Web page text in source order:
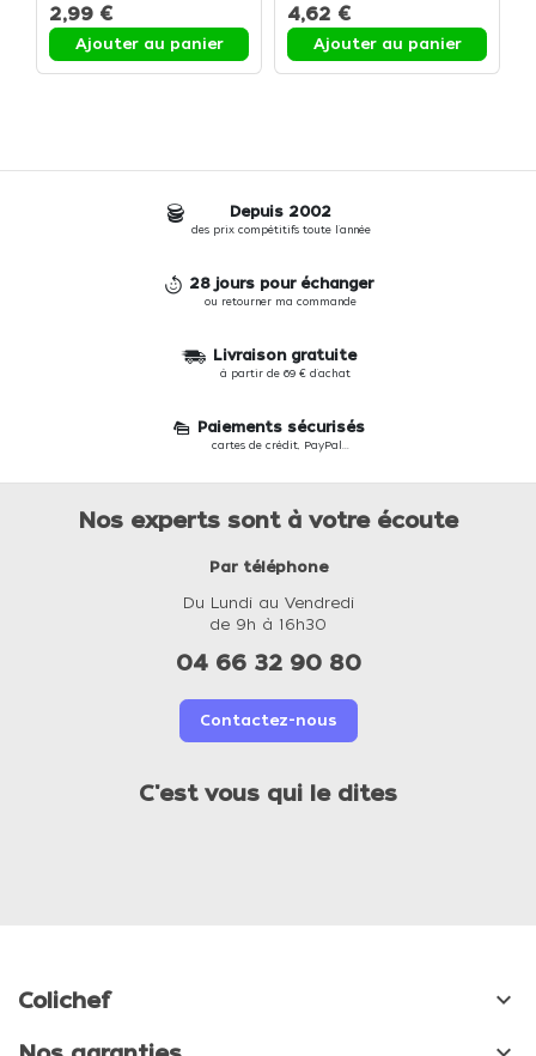
2,99 €
Ajouter au panier
préparations à base de
pâte tempura. - Sachet
4,62 €
Ajouter au panier
Depuis 2002
des prix compétitifs toute l'année
28 jours pour échanger
ou retourner ma commande
Livraison gratuite
à partir de 69 € d'achat
Paiements sécurisés
cartes de crédit, PayPal...
Nos experts sont à votre écoute
Par téléphone
Du Lundi au Vendredi
de 9h à 16h30
04 66 32 90 80
Contactez-nous
C'est vous qui le dites
Colichef 